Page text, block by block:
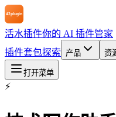
活水插件你的 AI 插件管家
插件套包探索 产品 资
打开菜单
⚡